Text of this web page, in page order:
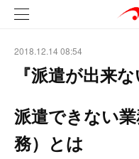
2018.12.14 08:54
『派遣が出来
派遣できない
務）とは